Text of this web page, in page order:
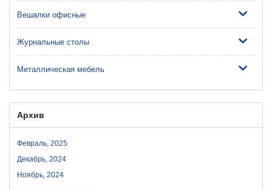
Вешалки офисные
Журнальные столы
Металлическая мебель
Архив
Февраль, 2025
Декабрь, 2024
Ноябрь, 2024